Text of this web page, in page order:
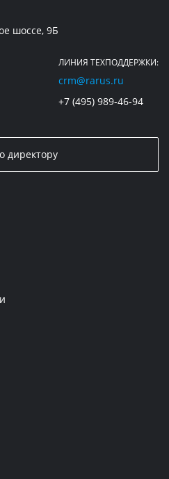
шоссе, 9Б
ЛИНИЯ ТЕХПОДДЕРЖКИ:
crm@rarus.ru
+7 (495) 989-46-94
директору